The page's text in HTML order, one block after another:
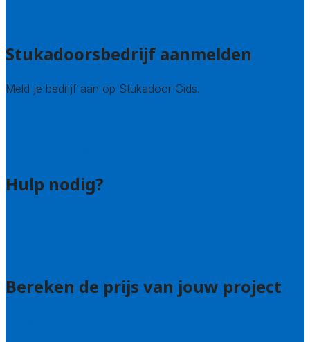
Stukadoorsbedrijf aanmelden
Meld je bedrijf aan op Stukadoor Gids.
Hulp nodig?
Bereken de prijs van jouw project